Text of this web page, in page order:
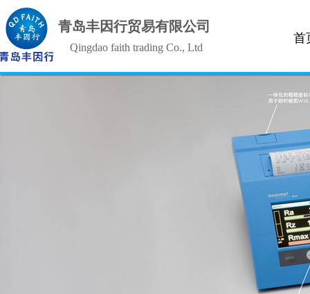
青岛丰因行贸易有限公司
Qingdao faith trading Co., Ltd
首